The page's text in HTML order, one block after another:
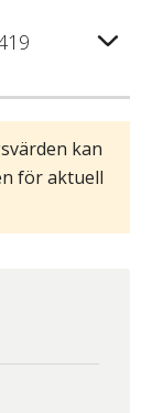
kan
för aktuell